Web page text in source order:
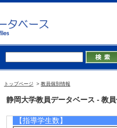
トップページ > 教員個別情報
静岡大学教員データベース - 教
[2]. 大学院科目(
度 - 前期 )
[備考] 副担当
[3]. 学部専門科目
[4]. 大学院科目(修
[5]. 学部専門科目
【指導学生数】